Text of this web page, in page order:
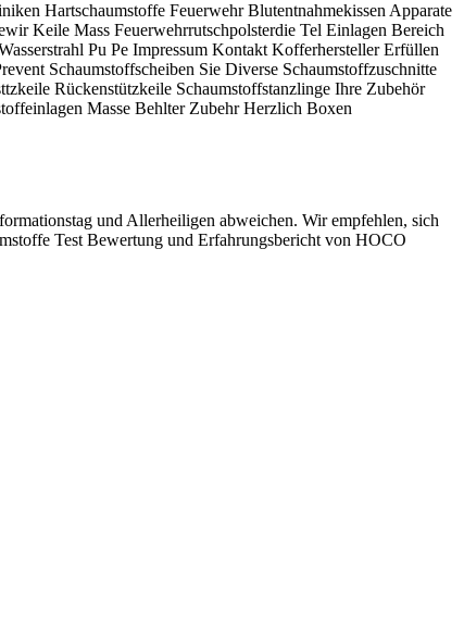
Hartschaumstoffe Feuerwehr Blutentnahmekissen Apparate
Keile Mass Feuerwehrrutschpolsterdie Tel Einlagen Bereich
Pu Pe Impressum Kontakt Kofferhersteller Erfüllen
Schaumstoffscheiben Sie Diverse Schaumstoffzuschnitte
Rückenstützkeile Schaumstoffstanzlinge Ihre Zubehör
Masse Behlter Zubehr Herzlich Boxen
und Allerheiligen abweichen. Wir empfehlen, sich
Test Bewertung und Erfahrungsbericht von HOCO